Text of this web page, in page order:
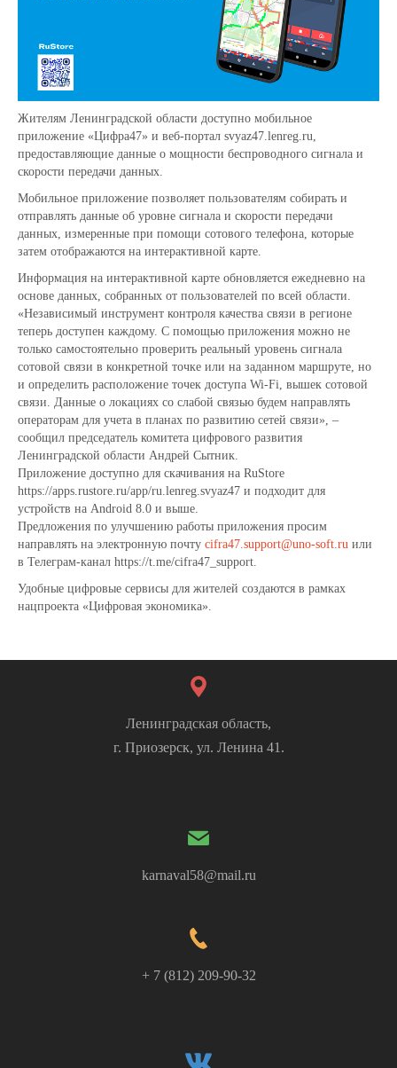
Жителям Ленинградской области доступно мобильное
приложение «Цифра47» и веб-портал svyaz47.lenreg.ru,
предоставляющие данные о мощности беспроводного сигнала и
скорости передачи данных.
Мобильное приложение позволяет пользователям собирать и
отправлять данные об уровне сигнала и скорости передачи
данных, измеренные при помощи сотового телефона, которые
затем отображаются на интерактивной карте.
Информация на интерактивной карте обновляется ежедневно на
основе данных, собранных от пользователей по всей области.
«Независимый инструмент контроля качества связи в регионе
теперь доступен каждому. С помощью приложения можно не
только самостоятельно проверить реальный уровень сигнала
сотовой связи в конкретной точке или на заданном маршруте, но
и определить расположение точек доступа Wi-Fi, вышек сотовой
связи. Данные о локациях со слабой связью будем направлять
операторам для учета в планах по развитию сетей связи», –
сообщил председатель комитета цифрового развития
Ленинградской области Андрей Сытник.
Приложение доступно для скачивания на RuStore
https://apps.rustore.ru/app/ru.lenreg.svyaz47 и подходит для
устройств на Android 8.0 и выше.
Предложения по улучшению работы приложения просим
направлять на электронную почту cifra47.support@uno-soft.ru или
в Телеграм-канал https://t.me/cifra47_support.
Удобные цифровые сервисы для жителей создаются в рамках
нацпроекта «Цифровая экономика».
Ленинградская область,
г. Приозерск, ул. Ленина 41.
karnaval58@mail.ru
+ 7 (812) 209-90-32